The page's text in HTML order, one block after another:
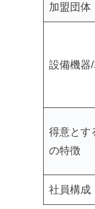
加盟団体
設備機器
得意とす
の特徴
社員構成